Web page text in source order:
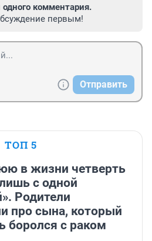
комментария.
первым!
Отправить
ТОП 5
в жизни четверть
с одной
Родители
про сына, который
боролся с раком